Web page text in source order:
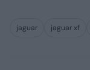
jaguar jaguar xf